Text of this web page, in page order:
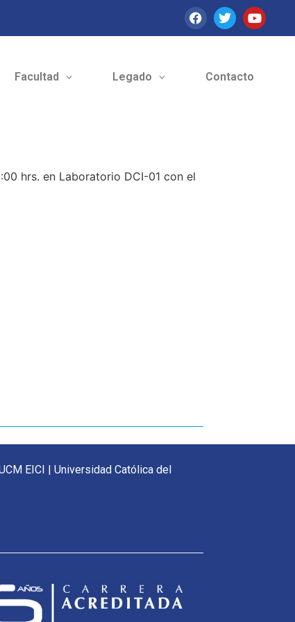
Facultad Legado Contacto
hrs. en Laboratorio DCI-01 con el
EICI | Universidad Católica del